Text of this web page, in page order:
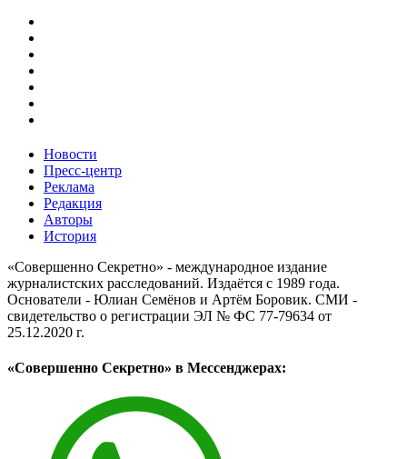
Новости
Пресс-центр
Реклама
Редакция
Авторы
История
«Совершенно Секретно» - международное издание
журналистских расследований. Издаётся с 1989 года.
Основатели - Юлиан Семёнов и Артём Боровик. CМИ -
свидетельство о регистрации ЭЛ № ФС 77-79634 от
25.12.2020 г.
«Совершенно Секретно» в Мессенджерах: